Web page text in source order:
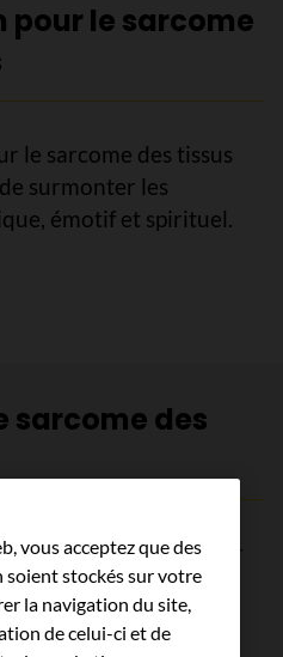
pour le sarcome
le sarcome des tissus
surmonter les
émotif et spirituel.
de soutien pour le
sarcome des
toujours plus sur
et découvrent de
vous acceptez que des
stockés sur votre
la navigation du site,
de celui-ci et de